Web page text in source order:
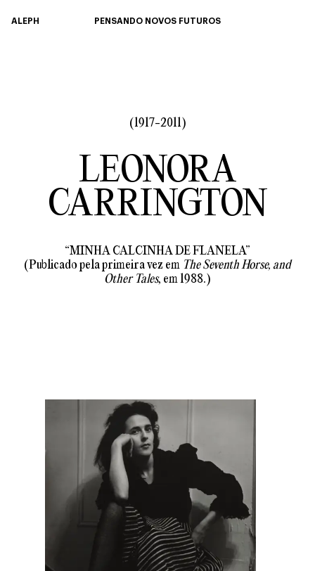
ALEPH PENSANDO NOVOS FUTUROS
(1917-2011)
LEONORA
CARRINGTON
“MINHA CALCINHA DE FLANELA”
(Publicado pela primeira vez em The Seventh Horse, and
Other Tales, em 1988.)